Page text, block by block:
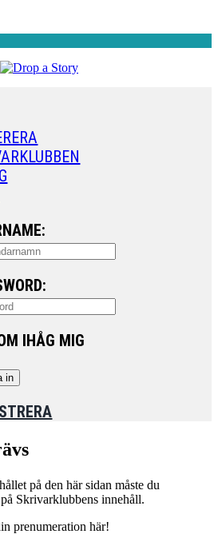
IHÅG MIG
på den här sidan måste du
Skrivarklubbens innehåll.
prenumeration här!